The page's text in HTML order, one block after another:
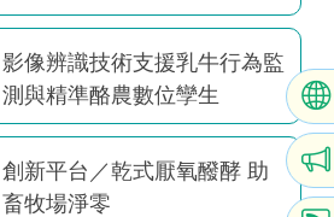
耕作全球暖化潛勢
影像辨識技術支援乳牛行為監
測與精準酪農數位孿生
創新平台／乾式厭氧醱酵 助
畜牧場淨零